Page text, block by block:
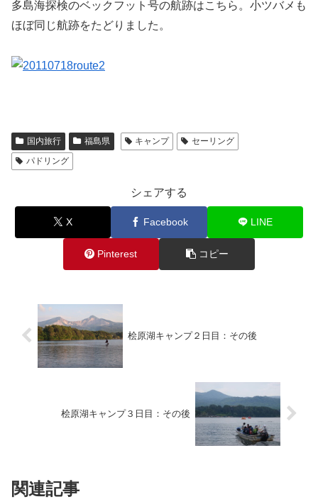
多島海探検のベックフット号の航跡はこちら。小ツバメも
ほぼ同じ航跡をたどりました。
国内旅行 福島県 キャンプ
セーリング
パドリング
シェアする
X Facebook LINE
Pinterest コピー
桧原湖キャンプ２日目：その後
桧原湖キャンプ３日目：その後
関連記事